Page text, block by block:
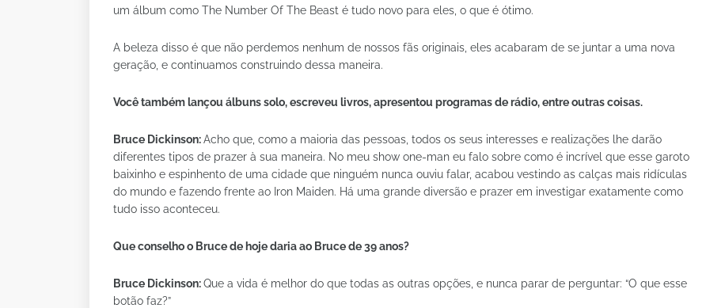
um álbum como The Number Of The Beast é tudo novo para eles, o que é ótimo.
A beleza disso é que não perdemos nenhum de nossos fãs originais, eles acabaram de se juntar a uma nova
geração, e continuamos construindo dessa maneira.
Você também lançou álbuns solo, escreveu livros, apresentou programas de rádio, entre outras coisas.
Bruce Dickinson:Acho que, como a maioria das pessoas, todos os seus interesses e realizações lhe darão
diferentes tipos de prazer à sua maneira. No meu show one-man eu falo sobre como é incrível que esse garoto
baixinho e espinhento de uma cidade que ninguém nunca ouviu falar, acabou vestindo as calças mais ridículas
do mundo e fazendo frente ao Iron Maiden. Há uma grande diversão e prazer em investigar exatamente como
tudo isso aconteceu.
Que conselho o Bruce de hoje daria ao Bruce de 39 anos?
Bruce Dickinson:Que a vida é melhor do que todas as outras opções, e nunca parar de perguntar: “O que esse
botão faz?”